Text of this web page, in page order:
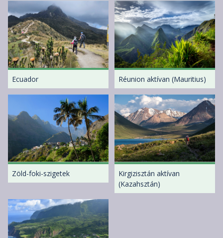
Ecuador Réunion aktívan (Mauritius)
Zöld-foki-szigetek
Kirgizisztán aktívan
(Kazahsztán)